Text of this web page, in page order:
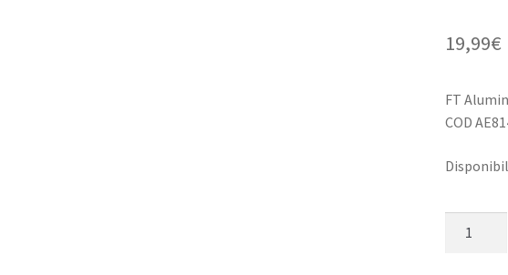
19,99€
FT
COD